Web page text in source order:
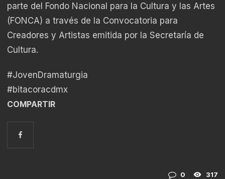
parte del Fondo Nacional para la Cultura y las Artes
(FONCA) a través de la Convocatoria para
Creadores y Artistas emitida por la Secretaría de
Cultura.
#JovenDramaturgia
#bitacoracdmx
COMPARTIR
0 317